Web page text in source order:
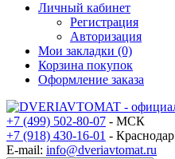
Личный кабинет
Регистрация
Авторизация
Мои закладки (0)
Корзина покупок
Оформление заказа
+7 (499) 502-80-07 - МСК
+7 (918) 430-16-01 - Краснодар
E-mail: info@dveriavtomat.ru